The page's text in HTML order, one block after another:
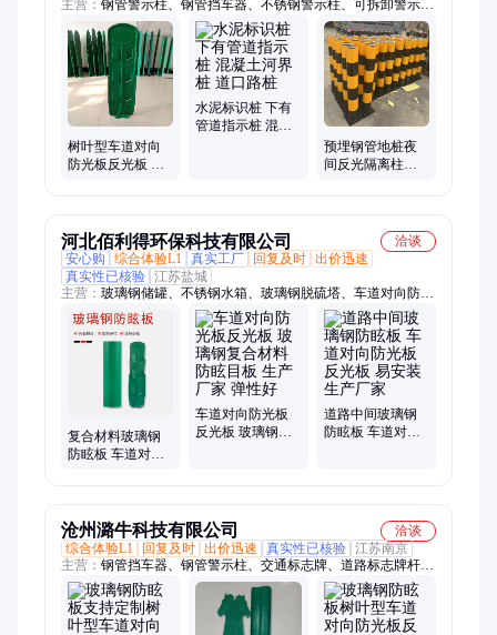
主营： 钢管警示柱、钢管挡车器、不锈钢警示柱、可拆卸警示
柱、不锈钢升降柱、道路护栏、玻璃钢标志桩、反光警示柱、钢
管铁立柱、防撞警示柱、钢管隔离柱、水泥标志桩、水泥百米
桩、标志牌标志杆、PVC标志桩、下有电缆标志桩、停车位防撞
柱、公路界标志桩
树叶型车道对向
防光板反光板 玻
水泥标识桩 下有
管道指示桩 混凝
预埋钢管地桩夜
间反光隔离柱红
河北佰利得环保科技有限公司
洽谈
安心购
综合体验L1 真实工厂 回复及时 出价迅速
真实性已核验 江苏盐城
主营： 玻璃钢储罐、不锈钢水箱、玻璃钢脱硫塔、车道对向防光
板反光板、防眩板、标志桩、玻璃钢管道、电缆沟盖板、拉挤型
材、玻璃钢出水口保护罩
复合材料玻璃钢
防眩板 车道对向
车道对向防光板
反光板 玻璃钢复
道路中间玻璃钢
防眩板 车道对向
沧州潞牛科技有限公司
洽谈
综合体验L1
回复及时 出价迅速 真实性已核验 江苏南京
主营： 钢管挡车器、钢管警示柱、交通标志牌、道路标志牌杆、
警示柱、玻璃钢标志桩、水泥标志桩、波形护栏、市政护栏